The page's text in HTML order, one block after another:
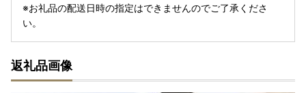
※お礼品の配送日時の指定はできませんのでご了承くださ
い。
返礼品画像